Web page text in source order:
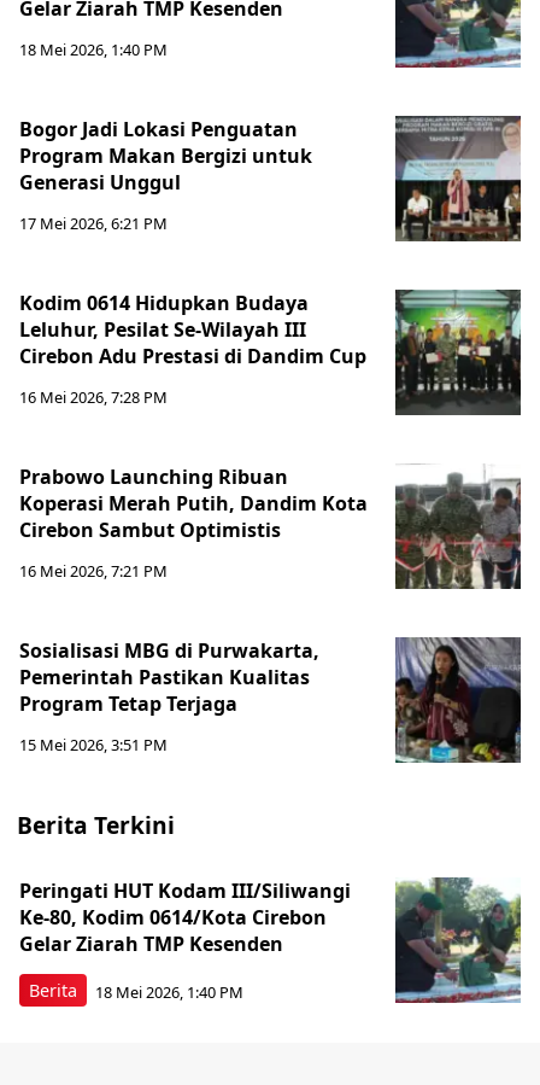
Gelar Ziarah TMP Kesenden
18 Mei 2026, 1:40 PM
Bogor Jadi Lokasi Penguatan
Program Makan Bergizi untuk
Generasi Unggul
17 Mei 2026, 6:21 PM
Kodim 0614 Hidupkan Budaya
Leluhur, Pesilat Se-Wilayah III
Cirebon Adu Prestasi di Dandim Cup
16 Mei 2026, 7:28 PM
Prabowo Launching Ribuan
Koperasi Merah Putih, Dandim Kota
Cirebon Sambut Optimistis
16 Mei 2026, 7:21 PM
Sosialisasi MBG di Purwakarta,
Pemerintah Pastikan Kualitas
Program Tetap Terjaga
15 Mei 2026, 3:51 PM
Berita Terkini
Berita
Peringati HUT Kodam III/Siliwangi
Ke-80, Kodim 0614/Kota Cirebon
Gelar Ziarah TMP Kesenden
18 Mei 2026, 1:40 PM